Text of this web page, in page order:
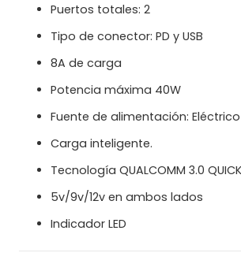
Puertos totales: 2
Tipo de conector: PD y USB
8A de carga
Potencia máxima 40W
Fuente de alimentación:
Carga inteligente.
Tecnología QUALCOMM 3.0 QUICK
5v/9v/12v en ambos lados
Indicador LED